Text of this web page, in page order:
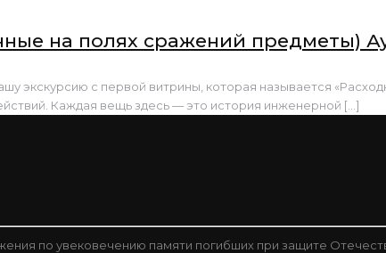
на полях сражений предметы)
экскурсию с первой витрины, которая называется
Каждая вещь здесь — это история инженерной […]
по увековечению памяти погибших при защите